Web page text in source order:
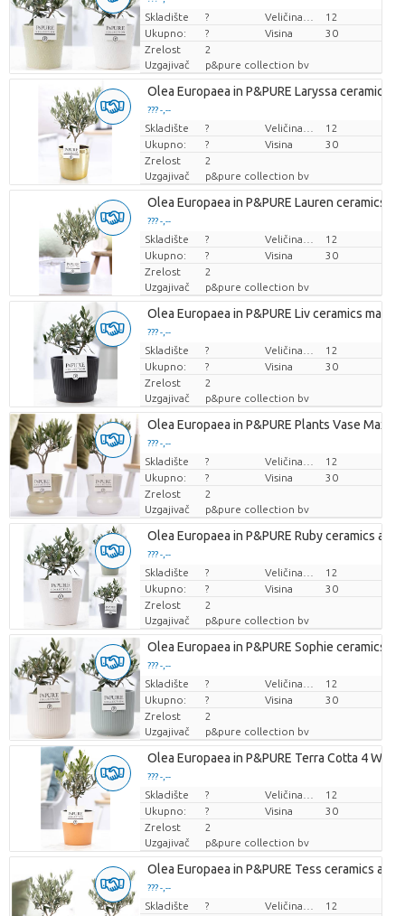
Cijena po komadu
Skladište ?
12
Ukupno:
? Visina
30
Zrelost
2
Uzgajivač
p&pure collection bv
Olea Europaea in P&PURE Laryssa ceramics
??? -,--
Cijena po komadu
Skladište ?
12
Ukupno:
? Visina
30
Zrelost
2
Uzgajivač
p&pure collection bv
Olea Europaea in P&PURE Lauren ceramics
??? -,--
Cijena po komadu
Skladište ?
12
Ukupno:
? Visina
30
Zrelost
2
Uzgajivač
p&pure collection bv
Olea Europaea in P&PURE Liv ceramics matt
??? -,--
Cijena po komadu
Skladište ?
12
Ukupno:
? Visina
30
Zrelost
2
Uzgajivač
p&pure collection bv
Olea Europaea in P&PURE Plants Vase
??? -,--
Cijena po komadu
Skladište ?
12
Ukupno:
? Visina
30
Zrelost
2
Uzgajivač
p&pure collection bv
Olea Europaea in P&PURE Ruby ceramics ass.
??? -,--
Cijena po komadu
Skladište ?
12
Ukupno:
? Visina
30
Zrelost
2
Uzgajivač
p&pure collection bv
Olea Europaea in P&PURE Sophie ceramics
??? -,--
Cijena po komadu
Skladište ?
12
Ukupno:
? Visina
30
Zrelost
2
Uzgajivač
p&pure collection bv
Olea Europaea in P&PURE Terra Cotta 4 White
??? -,--
Cijena po komadu
Skladište ?
12
Ukupno:
? Visina
30
Zrelost
2
Uzgajivač
p&pure collection bv
Olea Europaea in P&PURE Tess ceramics ass.
??? -,--
Cijena po komadu
Skladište ?
12